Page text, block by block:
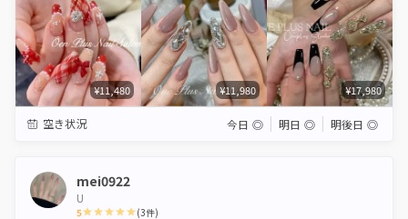
¥11,480 ¥11,980 ¥17,980
空き状況 今日 ◎ 明日 ◎ 明後日 ◎
mei0922
U
5 (3件)